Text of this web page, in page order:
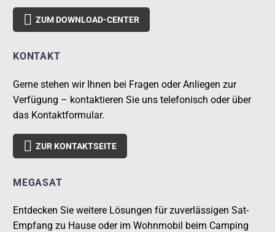
 ZUM DOWNLOAD-CENTER
KONTAKT
Gerne stehen wir Ihnen bei Fragen oder Anliegen zur
Verfügung – kontaktieren Sie uns telefonisch oder über
das Kontaktformular.
 ZUR KONTAKTSEITE
MEGASAT
Entdecken Sie weitere Lösungen für zuverlässigen Sat-
Empfang zu Hause oder im Wohnmobil beim Camping